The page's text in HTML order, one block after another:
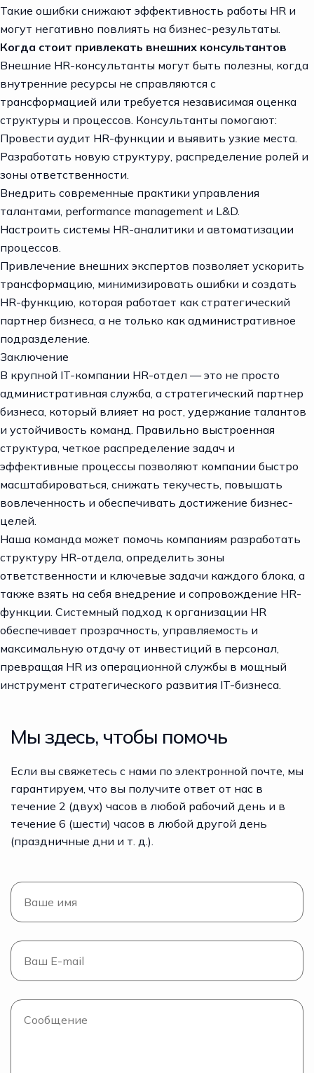
Такие ошибки снижают эффективность работы HR и
могут негативно повлиять на бизнес-результаты.
Когда стоит привлекать внешних консультантов
Внешние HR-консультанты могут быть полезны, когда
внутренние ресурсы не справляются с
трансформацией или требуется независимая оценка
структуры и процессов. Консультанты помогают:
Провести аудит HR-функции и выявить узкие места.
Разработать новую структуру, распределение ролей и
зоны ответственности.
Внедрить современные практики управления
талантами, performance management и L&D.
Настроить системы HR-аналитики и автоматизации
процессов.
Привлечение внешних экспертов позволяет ускорить
трансформацию, минимизировать ошибки и создать
HR-функцию, которая работает как стратегический
партнер бизнеса, а не только как административное
подразделение.
Заключение
В крупной IT-компании HR-отдел — это не просто
административная служба, а стратегический партнер
бизнеса, который влияет на рост, удержание талантов
и устойчивость команд. Правильно выстроенная
структура, четкое распределение задач и
эффективные процессы позволяют компании быстро
масштабироваться, снижать текучесть, повышать
вовлеченность и обеспечивать достижение бизнес-
целей.
Наша команда может помочь компаниям разработать
структуру HR-отдела, определить зоны
ответственности и ключевые задачи каждого блока, а
также взять на себя внедрение и сопровождение HR-
функции. Системный подход к организации HR
обеспечивает прозрачность, управляемость и
максимальную отдачу от инвестиций в персонал,
превращая HR из операционной службы в мощный
инструмент стратегического развития IT-бизнеса.
Мы здесь, чтобы помочь
Если вы свяжетесь с нами по электронной почте, мы
гарантируем, что вы получите ответ от нас в
течение 2 (двух) часов в любой рабочий день и в
течение 6 (шести) часов в любой другой день
(праздничные дни и т. д.).